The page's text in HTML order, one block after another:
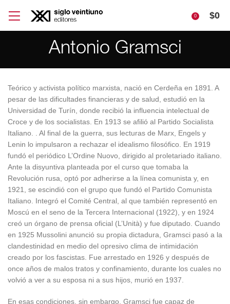
0 $0
Antonio Gramsci
Teórico y activista político marxista, nació en Cerdeña en 1891. A
pesar de las dificultades financieras y de salud, estudió en la
Universidad de Turín, donde recibió la influencia intelectual de
Croce y de los socialistas. En 1913 se afilió al Partido Socialista
Italiano. . Al final de la guerra, sus lecturas de Marx, Engels y
Lenin lo impulsaron a rechazar el idealismo filosófico. En 1919
fundó el periódico L’Ordine Nuovo, dirigido al proletariado italiano.
Ante la disyuntiva planteada por el curso que tomaba la
Revolución rusa, optó por adherirse a la línea comunista y, en
1921, se escindió con el grupo que fundó el Partido Comunista
Italiano. Integró el Comité Central, al que también representó en
Moscú en el seno de la Tercera Internacional (1922), y en 1924
creó un órgano de prensa oficial (L’Unità) y fue diputado. Cuando
en 1925 Mussolini anunció su propia dictadura, Gramsci pasó a la
clandestinidad en medio del opresivo clima de intimidación
creado por los fascistas. Fue arrestado en 1926 y después de
once años de malos tratos y confinamiento, durante los cuales no
volvió a ver a su esposa ni a sus hijos, murió en 1937.
En esas condiciones, sin embargo, Gramsci fue capaz de